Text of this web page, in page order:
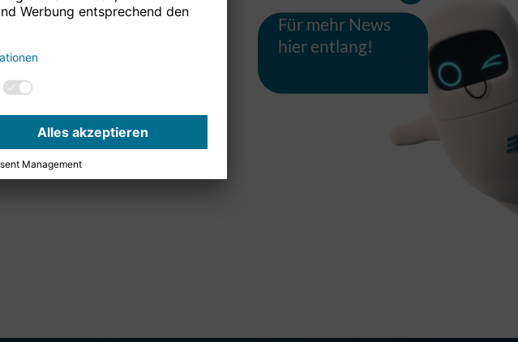
Für mehr News
hier entlang!